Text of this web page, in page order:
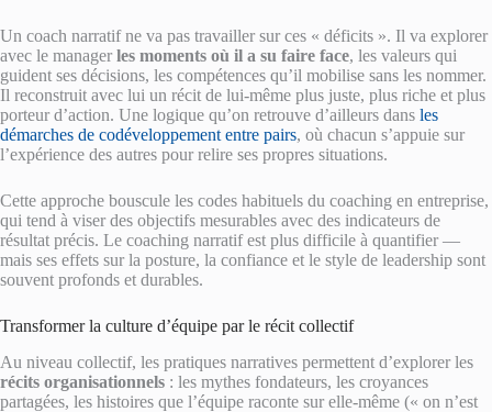
Un coach narratif ne va pas travailler sur ces « déficits ». Il va explorer
avec le manager les moments où il a su faire face, les valeurs qui
guident ses décisions, les compétences qu’il mobilise sans les nommer.
Il reconstruit avec lui un récit de lui-même plus juste, plus riche et plus
porteur d’action. Une logique qu’on retrouve d’ailleurs dans les
démarches de codéveloppement entre pairs, où chacun s’appuie sur
l’expérience des autres pour relire ses propres situations.
Cette approche bouscule les codes habituels du coaching en entreprise,
qui tend à viser des objectifs mesurables avec des indicateurs de
résultat précis. Le coaching narratif est plus difficile à quantifier —
mais ses effets sur la posture, la confiance et le style de leadership sont
souvent profonds et durables.
Transformer la culture d’équipe par le récit collectif
Au niveau collectif, les pratiques narratives permettent d’explorer les
récits organisationnels : les mythes fondateurs, les croyances
partagées, les histoires que l’équipe raconte sur elle-même (« on n’est